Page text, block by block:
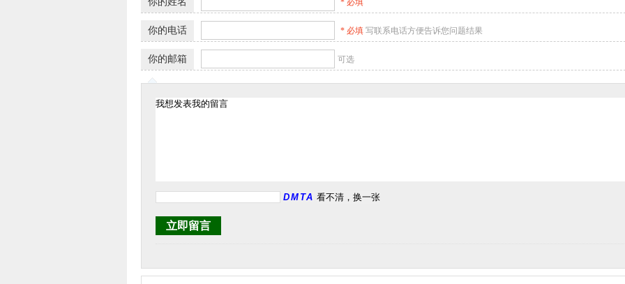
* 必填
你的电话 * 必填 写联系电话方便告诉您问题结果
你的邮箱 可选
立即留言